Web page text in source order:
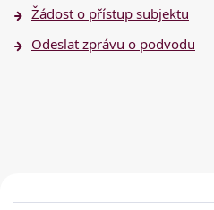
Žádost o přístup subjektu
Odeslat zprávu o podvodu